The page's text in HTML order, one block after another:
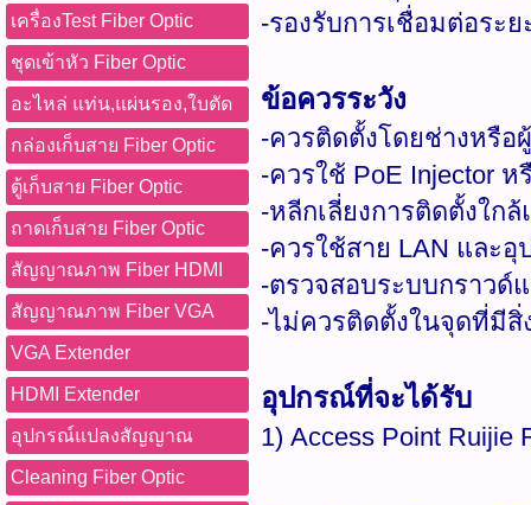
เครื่องTest Fiber Optic
ชุดเข้าหัว Fiber Optic
อะไหล่ แท่น,แผ่นรอง,ใบตัด
กล่องเก็บสาย Fiber Optic
ตู้เก็บสาย Fiber Optic
ถาดเก็บสาย Fiber Optic
สัญญาณภาพ Fiber HDMI
สัญญาณภาพ Fiber VGA
VGA Extender
HDMI Extender
อุปกรณ์แปลงสัญญาณ
Cleaning Fiber Optic
-รองรับการเชื่อมต่อระ
ข้อควรระวัง
-ควรติดตั้งโดยช่างหรือ
-ควรใช้ PoE Injector
-หลีกเลี่ยงการติดตั้งใก
-ควรใช้สาย LAN และ
-ตรวจสอบระบบกราวด์
-ไม่ควรติดตั้งในจุดที่มี
อุปกรณ์ที่จะได้รับ
1) Access Point Ruijie